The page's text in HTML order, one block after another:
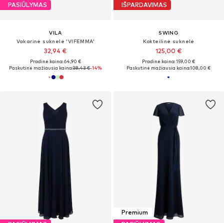
PASIŪLYMAS
VILA
Vakarinė suknelė 'VIFEMMA'
32,94 €
Pradinė kaina: 64,90 €
Paskutinė mažiausia kaina:38,43 €-14%
IŠPARDAVIMAS
SWING
Kokteilinė suknelė
125,00 €
Pradinė kaina: 159,00 €
Paskutinė mažiausia kaina:108,00 €
Premium